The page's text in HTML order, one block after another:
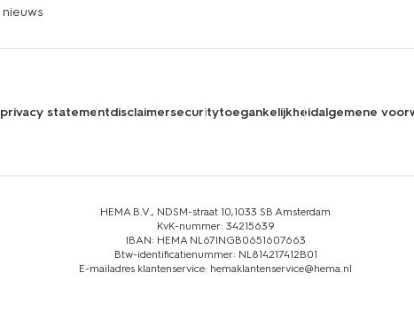
nieuws
privacy statementdisclaimersecuritytoegankelijkheidalgemene
HEMA B.V., NDSM-straat 10,1033 SB Amsterdam
KvK-nummer: 34215639
IBAN: HEMA NL67INGB0651607663
Btw-identificatienummer: NL814217412B01
E-mailadres klantenservice: hemaklantenservice@hema.nl